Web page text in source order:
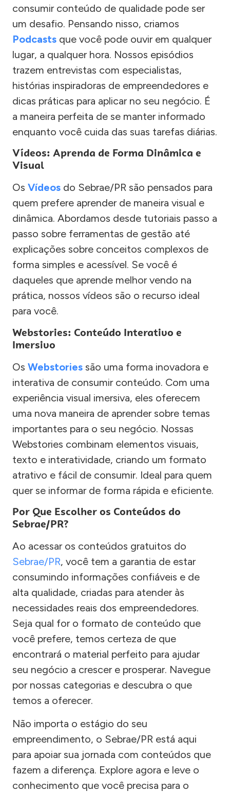
consumir conteúdo de qualidade pode ser
um desafio. Pensando nisso, criamos
Podcasts que você pode ouvir em qualquer
lugar, a qualquer hora. Nossos episódios
trazem entrevistas com especialistas,
histórias inspiradoras de empreendedores e
dicas práticas para aplicar no seu negócio. É
a maneira perfeita de se manter informado
enquanto você cuida das suas tarefas diárias.
Vídeos: Aprenda de Forma Dinâmica e
Visual
Os Vídeos do Sebrae/PR são pensados para
quem prefere aprender de maneira visual e
dinâmica. Abordamos desde tutoriais passo a
passo sobre ferramentas de gestão até
explicações sobre conceitos complexos de
forma simples e acessível. Se você é
daqueles que aprende melhor vendo na
prática, nossos vídeos são o recurso ideal
para você.
Webstories: Conteúdo Interativo e
Imersivo
Os Webstories são uma forma inovadora e
interativa de consumir conteúdo. Com uma
experiência visual imersiva, eles oferecem
uma nova maneira de aprender sobre temas
importantes para o seu negócio. Nossas
Webstories combinam elementos visuais,
texto e interatividade, criando um formato
atrativo e fácil de consumir. Ideal para quem
quer se informar de forma rápida e eficiente.
Por Que Escolher os Conteúdos do
Sebrae/PR?
Ao acessar os conteúdos gratuitos do
Sebrae/PR, você tem a garantia de estar
consumindo informações confiáveis e de
alta qualidade, criadas para atender às
necessidades reais dos empreendedores.
Seja qual for o formato de conteúdo que
você prefere, temos certeza de que
encontrará o material perfeito para ajudar
seu negócio a crescer e prosperar. Navegue
por nossas categorias e descubra o que
temos a oferecer.
Não importa o estágio do seu
empreendimento, o Sebrae/PR está aqui
para apoiar sua jornada com conteúdos que
fazem a diferença. Explore agora e leve o
conhecimento que você precisa para o